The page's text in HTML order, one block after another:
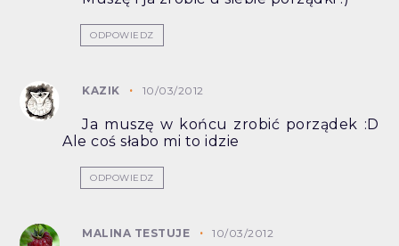
ODPOWIEDZ
KAZIK 10/03/2012
Ja muszę w końcu zrobić porządek :D
Ale coś słabo mi to idzie
ODPOWIEDZ
MALINA TESTUJE 10/03/2012